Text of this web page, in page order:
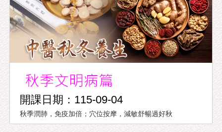
開課日期：115-09-04
秋季潤肺，免疫加倍；穴位按摩，減敏舒暢過好秋